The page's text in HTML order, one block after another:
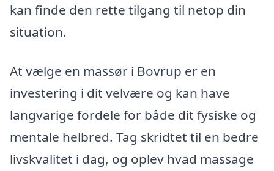
kan finde den rette tilgang til netop din
situation.
At vælge en massør i Bovrup er en
investering i dit velvære og kan have
langvarige fordele for både dit fysiske og
mentale helbred. Tag skridtet til en bedre
livskvalitet i dag, og oplev hvad massage